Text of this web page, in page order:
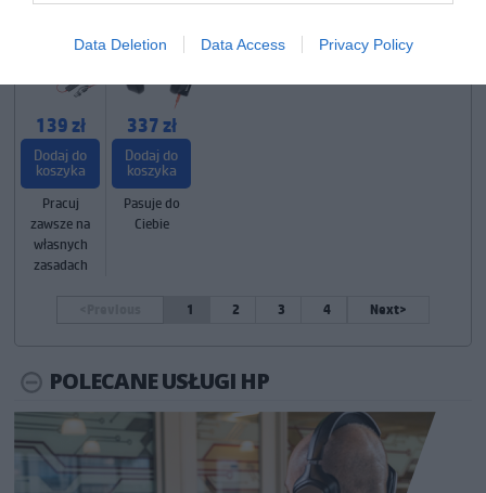
Data Deletion Data Access Privacy Policy
139 zł 337 zł
Dodaj do
koszyka
Dodaj do
koszyka
Pracuj
zawsze na
własnych
zasadach
Pasuje do
Ciebie
1 2 3 4 Next>
POLECANE USŁUGI HP